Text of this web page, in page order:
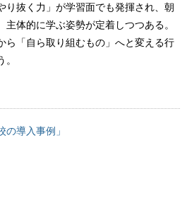
り抜く力」が学習面でも発揮され、朝
体的に学ぶ姿勢が定着しつつある。
ら「自ら取り組むもの」へと変える行
の導入事例」